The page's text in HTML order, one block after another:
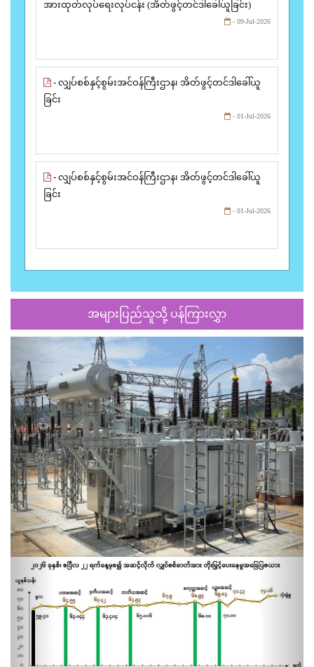
အားထုတ်လုပ်ရေးလုပ်ငန်း (အိတ်ဖွင့်တင်ဒါခေါ်ယူခြင်း)
- 09-Jul-2026
- လျှပ်စစ်နှင့်စွမ်းအင်ဝန်ကြီးဌာန၊ အိတ်ဖွင့်တင်ဒါခေါ်ယူ
ခြင်း
- 01-Jul-2026
- လျှပ်စစ်နှင့်စွမ်းအင်ဝန်ကြီးဌာန၊ အိတ်ဖွင့်တင်ဒါခေါ်ယူ
ခြင်း
- 01-Jul-2026
အများပြည်သူသို့ ပန်ကြားလွှာ
Previous